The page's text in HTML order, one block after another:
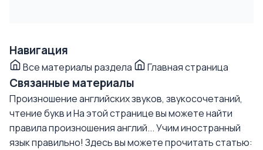
Навигация
Все материалы раздела Главная страница
Связанные материалы
Произношение английских звуков, звукосочетаний,
чтение букв иНа этой странице вы можете найти
правила произношения англий...Учим иностранный
язык правильно! Здесь вы можете прочитать статью: